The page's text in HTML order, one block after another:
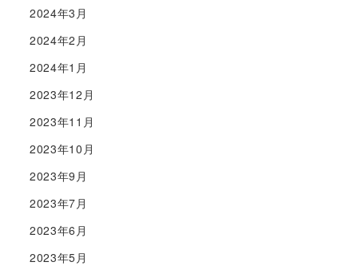
2024年3月
2024年2月
2024年1月
2023年12月
2023年11月
2023年10月
2023年9月
2023年7月
2023年6月
2023年5月